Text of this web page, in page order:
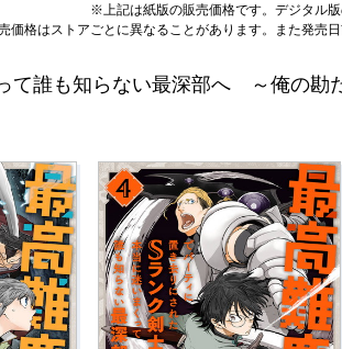
※上記は紙版の販売価格です。デジタル
格はストアごとに異なることがあります。また発売
て誰も知らない最深部へ ～俺の勘